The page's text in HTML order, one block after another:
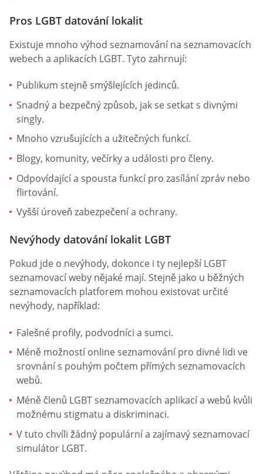
Pros LGBT datování lokalit
Existuje mnoho výhod seznamování na seznamovacích
webech a aplikacích LGBT. Tyto zahrnují:
Publikum stejně smýšlejících jedinců.
Snadný a bezpečný způsob, jak se setkat s divnými
singly.
Mnoho vzrušujících a užitečných funkcí.
Blogy, komunity, večírky a události pro členy.
Odpovídající a spousta funkcí pro zasílání zpráv nebo
flirtování.
Vyšší úroveň zabezpečení a ochrany.
Nevýhody datování lokalit LGBT
Pokud jde o nevýhody, dokonce i ty nejlepší LGBT
seznamovací weby nějaké mají. Stejně jako u běžných
seznamovacích platforem mohou existovat určité
nevýhody, například:
Falešné profily, podvodníci a sumci.
Méně možností online seznamování pro divné lidi ve
srovnání s pouhým počtem přímých seznamovacích
webů.
Méně členů LGBT seznamovacích aplikací a webů kvůli
možnému stigmatu a diskriminaci.
V tuto chvíli žádný populární a zajímavý seznamovací
simulátor LGBT.